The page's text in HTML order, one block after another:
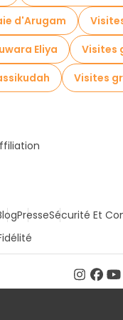
d'Arugam
Eliya Visites
Visites
PresseSécurité Et